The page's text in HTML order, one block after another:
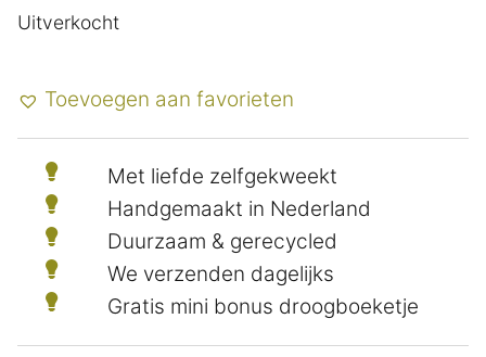
Uitverkocht
Toevoegen aan favorieten
Met liefde zelfgekweekt
Handgemaakt in Nederland
Duurzaam & gerecycled
We verzenden dagelijks
Gratis mini bonus droogboeketje